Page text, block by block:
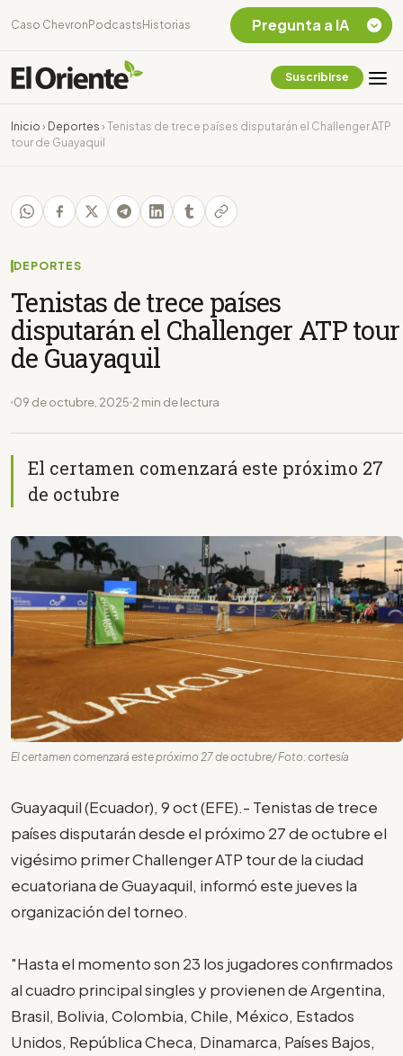
Caso Chevron Podcasts Historias
Suscribirse
Inicio › Deportes › Tenistas de trece países disputarán el Challenger ATP
tour de Guayaquil
DEPORTES
Tenistas de trece países
disputarán el Challenger ATP tour
de Guayaquil
09 de octubre, 2025 2 min de lectura
El certamen comenzará este próximo 27
de octubre
El certamen comenzará este próximo 27 de octubre/ Foto: cortesía
Guayaquil (Ecuador), 9 oct (EFE).- Tenistas de trece
países disputarán desde el próximo 27 de octubre el
vigésimo primer Challenger ATP tour de la ciudad
ecuatoriana de Guayaquil, informó este jueves la
organización del torneo.
"Hasta el momento son 23 los jugadores confirmados
al cuadro principal singles y provienen de Argentina,
Brasil, Bolivia, Colombia, Chile, México, Estados
Unidos, República Checa, Dinamarca, Países Bajos,
Pregunta a IA
Chevron Ecuador